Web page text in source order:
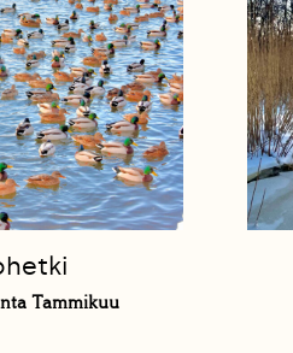
Tammikuu